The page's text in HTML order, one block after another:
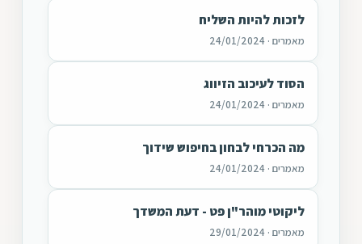
לזכות להיות השליח
מאמרים · 24/01/2024
הסוד לעיכוב הזיווג
מאמרים · 24/01/2024
מה הכרחי לבחון בחיפוש שידוך
מאמרים · 24/01/2024
ליקוטי מוהר"ן פט - דעת המשדך
מאמרים · 29/01/2024